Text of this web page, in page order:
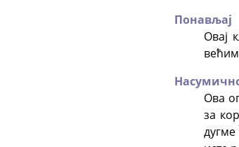
Понављај
Овај
Ова
за
дугме